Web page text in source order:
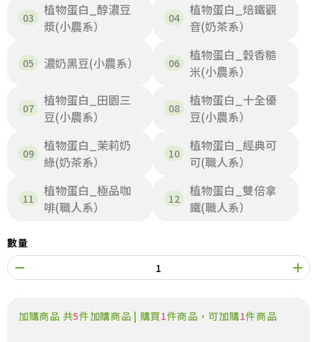
植物蛋白_醇濃豆
漿(小農系）
植物蛋白_焙鐵觀
音(奶茶系）
濃奶黑豆(小農系）
植物蛋白_穀香糙
米(小農系）
植物蛋白_田園三
豆(小農系）
植物蛋白_十全優
豆(小農系）
植物蛋白_茉莉奶
綠(奶茶系）
植物蛋白_經典可
可(職人系）
植物蛋白_極品咖
啡(職人系）
植物蛋白_雙倍拿
鐵(職人系）
數量
加購商品 共5件加購商品 | 購買1件商品，可加購1件商品